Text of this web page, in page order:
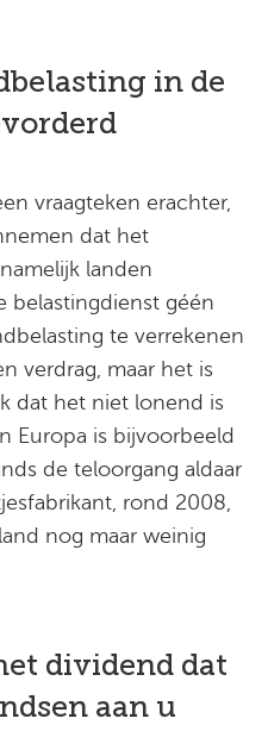
in de
vraagteken erachter,
dat het
landen
belastingdienst géén
te verrekenen
verdrag, maar het is
dat het niet lonend is
Europa is bijvoorbeeld
de teloorgang aldaar
rond 2008,
nog maar weinig
dividend dat
aan u